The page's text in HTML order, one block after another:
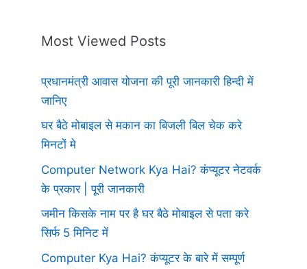
Most Viewed Posts
प्रधानमंत्री आवास योजना की पूरी जानकारी हिन्दी में
जानिए
घर बैठे मोबाइल से मकान का बिजली बिल चेक करे
मिनटों मे
Computer Network Kya Hai? कंप्यूटर नेटवर्क
के प्रकार | पूरी जानकारी
जमीन किसके नाम पर है घर बैठे मोबाइल से पता करे
सिर्फ 5 मिनिट में
Computer Kya Hai? कंप्यूटर के बारे में सम्पूर्ण